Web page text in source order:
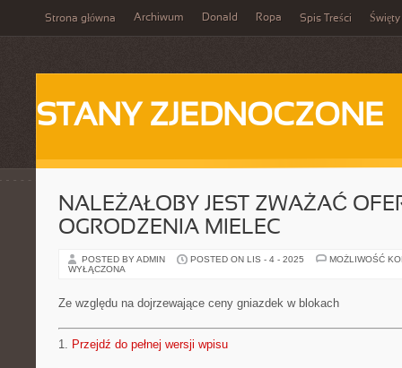
Strona główna Archiwum Donald Ropa Spis Treści Święty
STANY ZJEDNOCZONE
NALEŻAŁOBY JEST ZWAŻAĆ
OGRODZENIA MIELEC
POSTED BY ADMIN POSTED ON LIS - 4 - 2025
MOŻLIWOŚĆ
WYŁĄCZONA
Ze względu na dojrzewające ceny gniazdek w blokach
1. Przejdź do pełnej wersji wpisu